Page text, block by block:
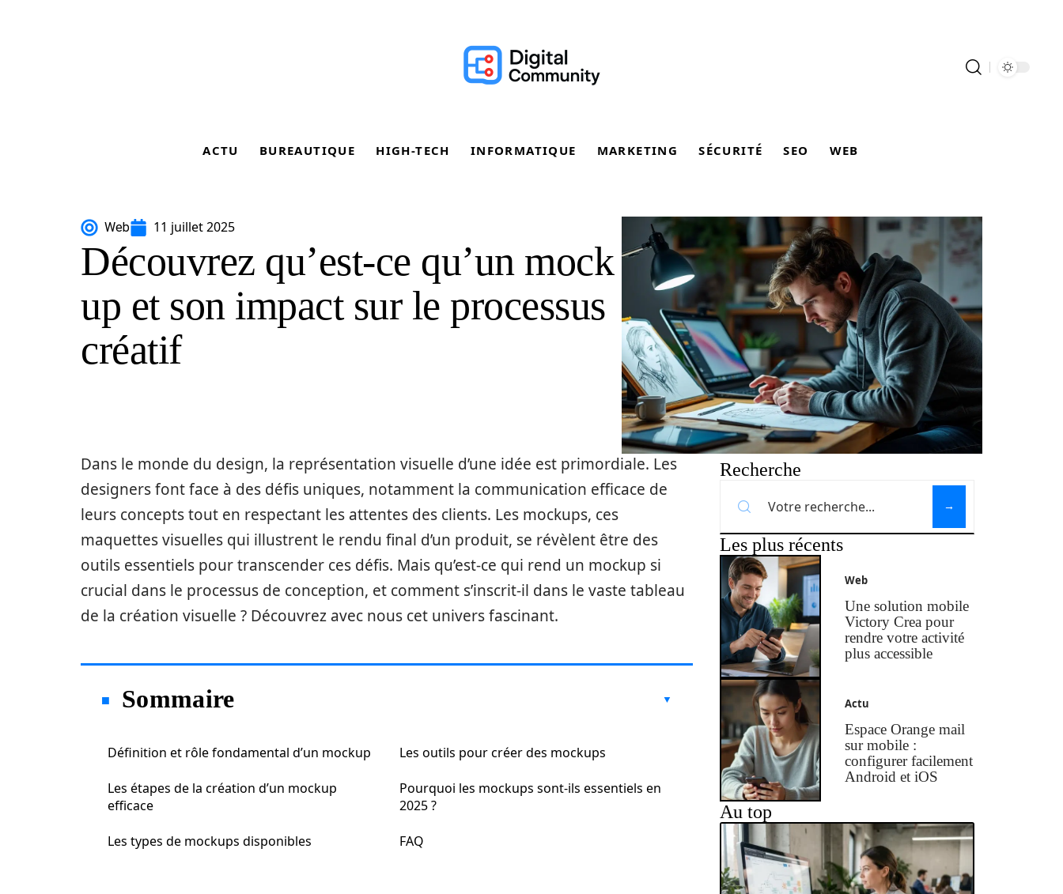
ACTU BUREAUTIQUE HIGH-TECH INFORMATIQUE MARKETING SÉCURITÉ SEO WEB
Web 11 juillet 2025
Découvrez qu’est-ce qu’un mock
up et son impact sur le processus
créatif
Dans le monde du design, la représentation visuelle d’une idée est primordiale. Les
designers font face à des défis uniques, notamment la communication efficace de
leurs concepts tout en respectant les attentes des clients. Les mockups, ces
maquettes visuelles qui illustrent le rendu final d’un produit, se révèlent être des
outils essentiels pour transcender ces défis. Mais qu’est-ce qui rend un mockup si
crucial dans le processus de conception, et comment s’inscrit-il dans le vaste tableau
de la création visuelle ? Découvrez avec nous cet univers fascinant.
Sommaire
Définition et rôle fondamental d’un mockup
Les étapes de la création d’un mockup
efficace
Les types de mockups disponibles
Les outils pour créer des mockups
Pourquoi les mockups sont-ils essentiels en
2025 ?
FAQ
Recherche
Les plus récents
Web
Une solution mobile
Victory Crea pour
rendre votre activité
plus accessible
Actu
Espace Orange mail
sur mobile :
configurer facilement
Android et iOS
Au top